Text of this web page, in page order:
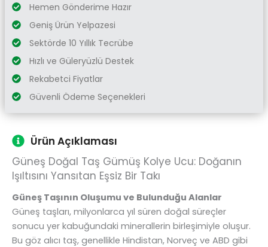
Hemen Gönderime Hazır
Geniş Ürün Yelpazesi
Sektörde 10 Yıllık Tecrübe
Hızlı ve Güleryüzlü Destek
Rekabetci Fiyatlar
Güvenli Ödeme Seçenekleri
Ürün Açıklaması
Güneş Doğal Taş Gümüş Kolye Ucu: Doğanın
Işıltısını Yansıtan Eşsiz Bir Takı
Güneş Taşının Oluşumu ve Bulunduğu Alanlar
Güneş taşları, milyonlarca yıl süren doğal süreçler
sonucu yer kabuğundaki minerallerin birleşimiyle oluşur.
Bu göz alıcı taş, genellikle Hindistan, Norveç ve ABD gibi